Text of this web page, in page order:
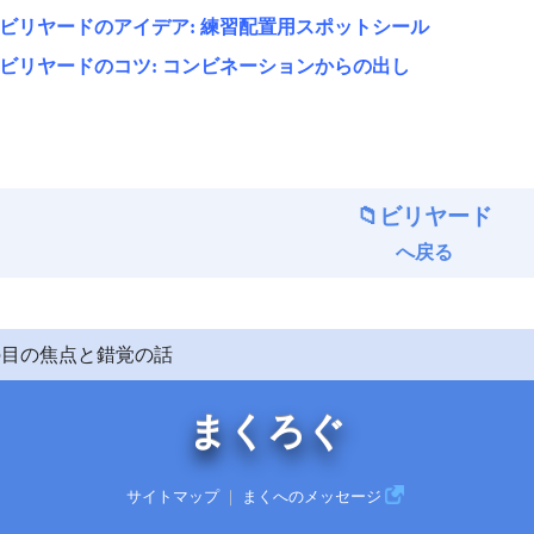
ビリヤードのアイデア: 練習配置用スポットシール
ビリヤードのコツ: コンビネーションからの出し
ビリヤード
へ戻る
の焦点と錯覚の話
まくろぐ
サイトマップ まくへのメッセージ